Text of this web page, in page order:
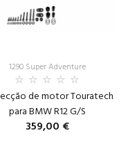
1290 Super Adventure
de motor Touratech
para BMW R12 G/S
359,00 €